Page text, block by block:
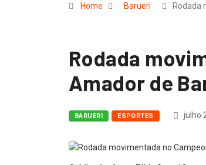
Home Barueri Rodada
Rodada
Amador de
BARUERI ESPORTES julho